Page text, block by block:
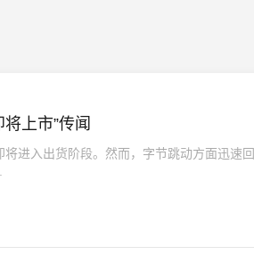
上市”传闻
进入出货阶段。然而，字节跳动方面迅速回